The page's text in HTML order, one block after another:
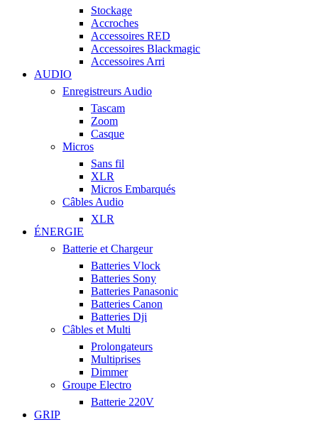
Stockage
Accroches
Accessoires RED
Accessoires Blackmagic
Accessoires Arri
AUDIO
Enregistreurs Audio
Tascam
Zoom
Casque
Micros
Sans fil
XLR
Micros Embarqués
Câbles Audio
XLR
ÉNERGIE
Batterie et Chargeur
Batteries Vlock
Batteries Sony
Batteries Panasonic
Batteries Canon
Batteries Dji
Câbles et Multi
Prolongateurs
Multiprises
Dimmer
Groupe Electro
Batterie 220V
GRIP